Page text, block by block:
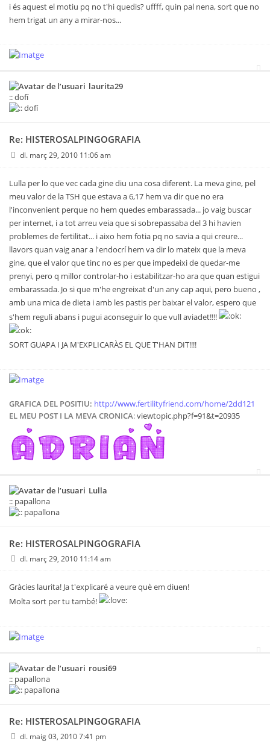
i és aquest el motiu pq no t'hi quedis? uffff, quin pal nena, sort que no
hem trigat un any a mirar-nos...
laurita29
:: dofí
Re: HISTEROSALPINGOGRAFIA
dl. març 29, 2010 11:06 am
Lulla per lo que vec cada gine diu una cosa diferent. La meva gine, pel
meu valor de la TSH que estava a 6,17 hem va dir que no era
l'inconvenient perque no hem quedes embarassada... jo vaig buscar
per internet, i a tot arreu veia que si sobrepassaba del 3 hi havien
problemes de fertilitat... i aixo hem fotia pq no savia a qui creure...
llavors quan vaig anar a l'endocrí hem va dir lo mateix que la meva
gine, que el valor que tinc no es per que impedeixi de quedar-me
prenyi, pero q millor controlar-ho i estabilitzar-ho ara que quan estigui
embarassada. Jo si que m'he engreixat d'un any cap aqui, pero bueno ,
amb una mica de dieta i amb les pastis per baixar el valor, espero que
s'hem reguli abans i pugui aconseguir lo que vull aviadet!!!!
SORT GUAPA I JA M'EXPLICARÀS EL QUE T'HAN DIT!!!!
GRAFICA DEL POSITIU: http://www.fertilityfriend.com/home/2dd121
EL MEU POST I LA MEVA CRONICA:viewtopic.php?f=91&t=20935
Lulla
:: papallona
Re: HISTEROSALPINGOGRAFIA
dl. març 29, 2010 11:14 am
Gràcies laurita! Ja t'explicaré a veure què em diuen!
Molta sort per tu també!
rousi69
:: papallona
Re: HISTEROSALPINGOGRAFIA
dl. maig 03, 2010 7:41 pm